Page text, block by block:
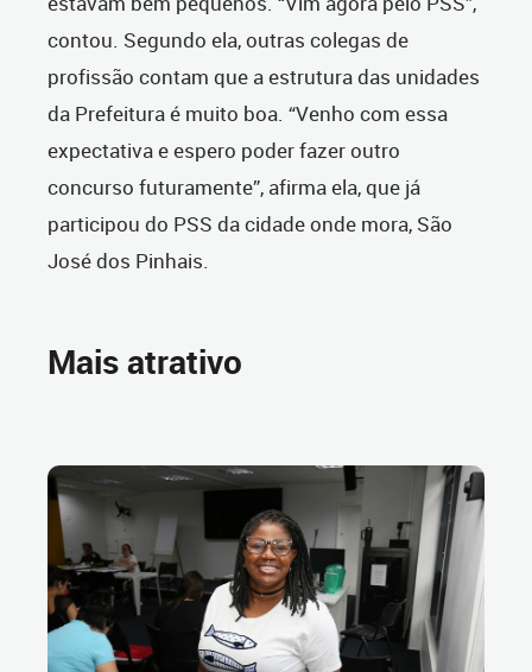
contou. Segundo ela, outras colegas de
profissão contam que a estrutura das unidades
da Prefeitura é muito boa. “Venho com essa
expectativa e espero poder fazer outro
concurso futuramente”, afirma ela, que já
participou do PSS da cidade onde mora, São
José dos Pinhais.
Mais atrativo